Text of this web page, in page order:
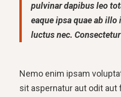
pulvinar dapibus leo
eaque ipsa quae ab
luctus nec.
Nemo enim ipsam
sit aspernatur aut odit aut